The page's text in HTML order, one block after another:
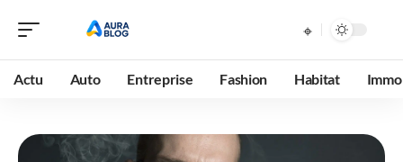
Actu Auto Entreprise Fashion Habitat